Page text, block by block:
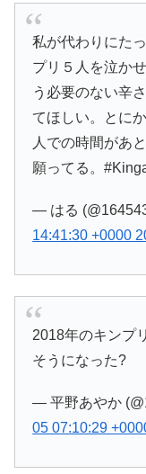
私が代わりにた
プリ５人を泣か
う必要のない辛
てほしい。とに
人での時間があ
願ってる。
— はる
14:41:30 +0000
2018年のキンプ
そうになった?
— 平野あやか
05 07:10:29